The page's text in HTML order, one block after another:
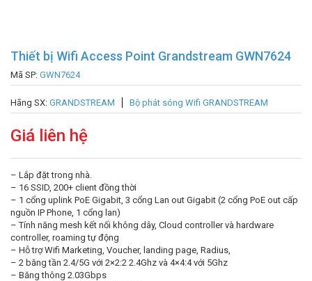
Thiết bị Wifi Access Point Grandstream GWN7624
Mã SP: GWN7624
Hãng SX: GRANDSTREAM Bộ phát sóng Wifi GRANDSTREAM
Giá liên hệ
– Lắp đặt trong nhà.
– 16 SSID, 200+ client đồng thời
– 1 cổng uplink PoE Gigabit, 3 cổng Lan out Gigabit (2 cổng PoE out cấp
nguồn IP Phone, 1 cổng lan)
– Tính năng mesh kết nối không dây, Cloud controller và hardware
controller, roaming tự động
– Hỗ trợ Wifi Marketing, Voucher, landing page, Radius,
– 2 băng tần 2.4/5G với 2×2:2 2.4Ghz và 4×4:4 với 5Ghz
– Băng thông 2.03Gbps